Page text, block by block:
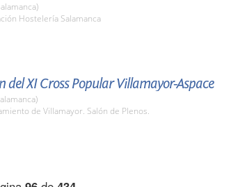
Hostelería Salamanca
del XI Cross Popular Villamayor-Aspace
de Villamayor. Salón de Plenos.